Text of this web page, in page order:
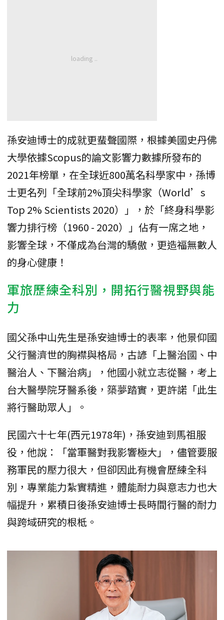
孫安迪博士的成就更蜚聲國際，根據美國史丹佛
大學依據Scopus的論文影響力數據所發布的
2021年榜單，在全球近800萬名科學家中，孫博
士更名列「全球前2%頂尖科學家（World’s
Top 2% Scientists 2020）」，於「終身科學影
響力排行榜（1960 - 2020）」佔有一席之地，
影響全球，不僅成為台灣的驕傲，更造福無數人
的身心健康！
軍旅歷練全科別，開拓行醫視野與能
力
國父孫中山先生是孫安迪博士的表率，他景仰國
父行醫濟世的胸襟與格局，古諺「上醫治國、中
醫治人、下醫治病」，他國小就立志從醫，考上
台大醫學院牙醫系後，築夢踏實，更許諾「此生
將行醫助眾人」。
民國六十七年(西元1978年)，孫安迪到馬祖服
役，他說：「當軍醫對我影響極大」，儘管要服
務軍民的壓力很大，但卻因此有機會歷練全科
別，專業能力紮實精進，體能耐力與意志力也大
幅提升，累積日後孫安迪博士長時間行醫的耐力
與跨域研究的根柢。